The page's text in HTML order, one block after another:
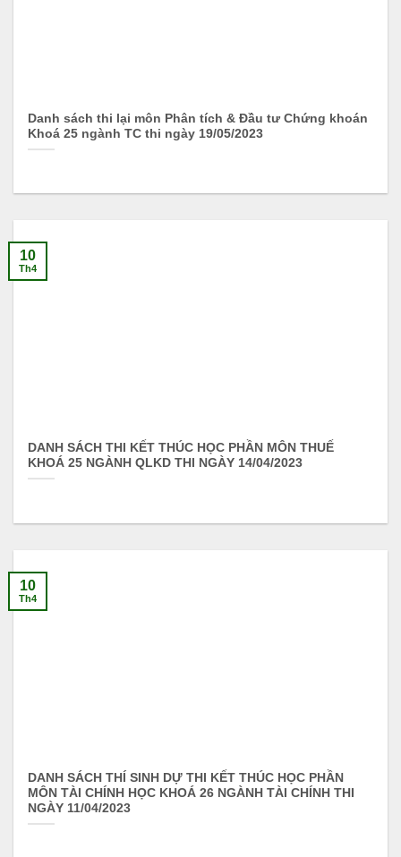
Danh sách thi lại môn Phân tích & Đầu tư Chứng khoán
Khoá 25 ngành TC thi ngày 19/05/2023
DANH SÁCH THI KẾT THÚC HỌC PHẦN MÔN THUẾ
KHOÁ 25 NGÀNH QLKD THI NGÀY 14/04/2023
10
Th4
DANH SÁCH THÍ SINH DỰ THI KẾT THÚC HỌC PHẦN
MÔN TÀI CHÍNH HỌC KHOÁ 26 NGÀNH TÀI CHÍNH THI
NGÀY 11/04/2023
10
Th4